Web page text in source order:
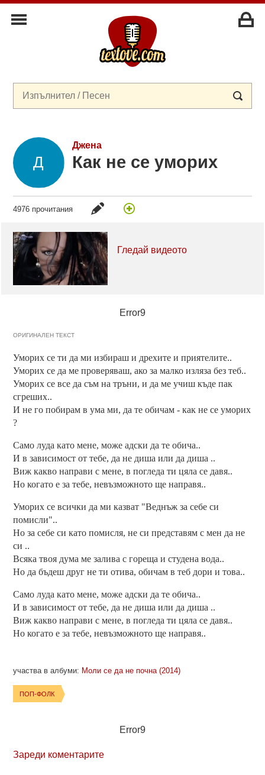
Джена
Как не се уморих
4976 прочитания
Гледай видеото
Error9
ОРИГИНАЛЕН ТЕКСТ
Уморих се ти да ми избираш и дрехите и приятелите..
Уморих се да ме проверяваш, ако за малко изляза без теб..
Уморих се все да съм на тръни, и да ме учиш къде пак
сгреших..
И не го побирам в ума ми, да те обичам - как не се уморих
?
Само луда като мене, може адски да те обича..
И в зависимост от тебе, да не диша или да диша ..
Виж какво направи с мене, в погледа ти цяла се давя..
Но когато е за тебе, невъзможното ще направя..
Уморих се всички да ми казват "Веднъж за себе си
помисли"..
Но за себе си като помисля, не си представям с мен да не
си ..
Всяка твоя дума ме залива с гореща и студена вода..
Но да бъдеш друг не ти отива, обичам в теб дори и това..
Само луда като мене, може адски да те обича..
И в зависимост от тебе, да не диша или да диша ..
Виж какво направи с мене, в погледа ти цяла се давя..
Но когато е за тебе, невъзможното ще направя..
участва в албуми: Моли се да не почна (2014)
ПОП-ФОЛК
Error9
Зареди коментарите